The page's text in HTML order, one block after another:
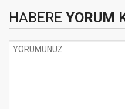
HABERE YORUM